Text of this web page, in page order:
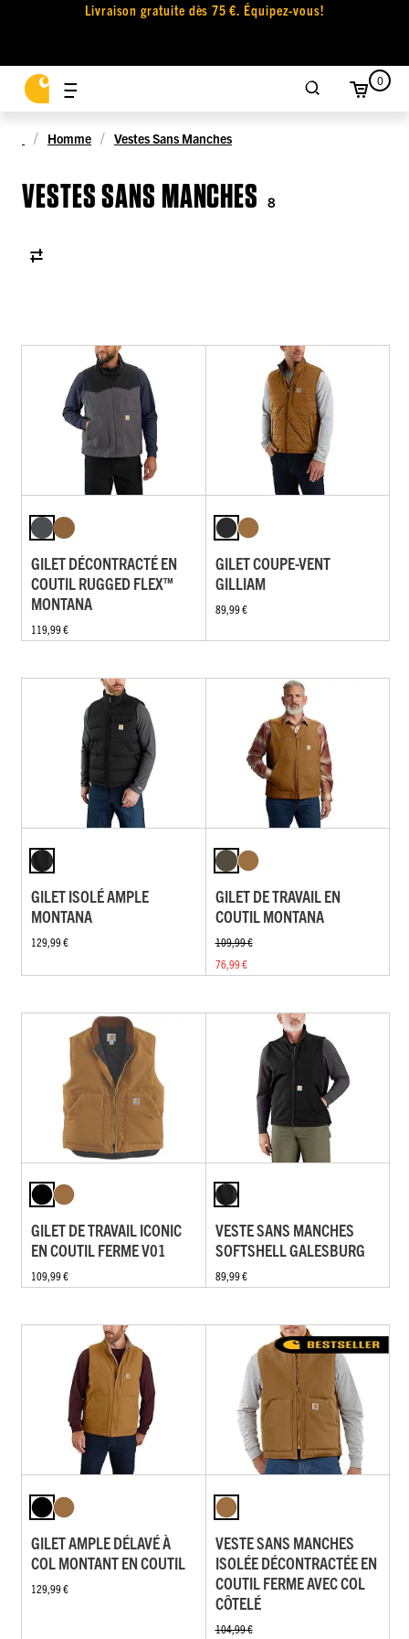
Livraison gratuite dès 75 €. Équipez-vous!
0
Homme Vestes Sans Manches
VESTES SANS MANCHES 8
GILET DÉCONTRACTÉ EN
COUTIL RUGGED FLEX™
MONTANA
119,99 €
GILET COUPE-VENT
GILLIAM
89,99 €
GILET ISOLÉ AMPLE
MONTANA
129,99 €
GILET DE TRAVAIL EN
COUTIL MONTANA
109,99 €
76,99 €
GILET DE TRAVAIL ICONIC
EN COUTIL FERME V01
109,99 €
VESTE SANS MANCHES
SOFTSHELL GALESBURG
89,99 €
GILET AMPLE DÉLAVÉ À
COL MONTANT EN COUTIL
129,99 €
VESTE SANS MANCHES
ISOLÉE DÉCONTRACTÉE EN
COUTIL FERME AVEC COL
CÔTELÉ
104,99 €